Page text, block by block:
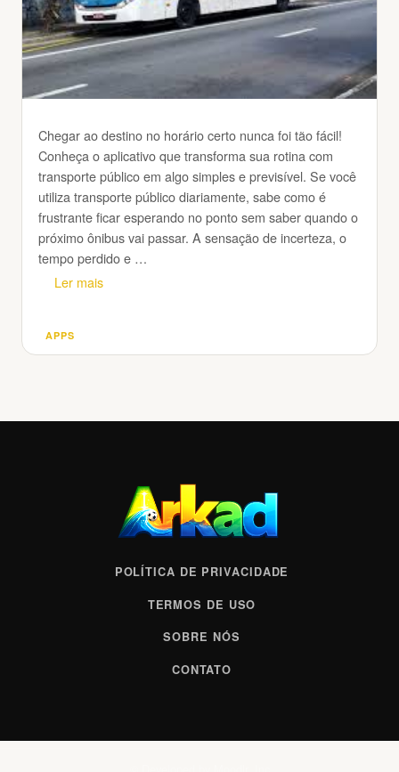
Chegar ao destino no horário certo nunca foi tão fácil!
Conheça o aplicativo que transforma sua rotina com
transporte público em algo simples e previsível. Se você
utiliza transporte público diariamente, sabe como é
frustrante ficar esperando no ponto sem saber quando o
próximo ônibus vai passar. A sensação de incerteza, o
tempo perdido e …
Ler mais
Categorias
APPS
POLÍTICA DE PRIVACIDADE
TERMOS DE USO
SOBRE NÓS
CONTATO